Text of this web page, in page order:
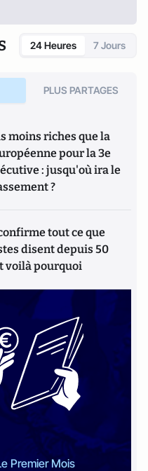
24 Heures 7 Jours
PLUS PARTAGES
moins riches que la
pour la 3e
: jusqu'où ira le
?
tout ce que
disent depuis 50
voilà pourquoi
Premier Mois